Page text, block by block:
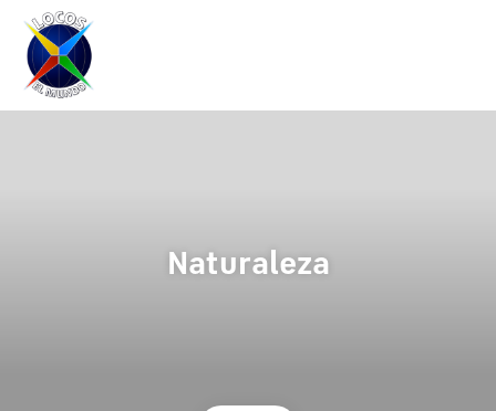
Naturaleza